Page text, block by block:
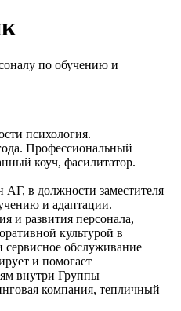
по обучению и
психология.
Профессиональный
коуч, фасилитатор.
АГ, в должности заместителя
и адаптации.
и развития персонала,
культурой в
обслуживание
и помогает
внутри Группы
компания, тепличный